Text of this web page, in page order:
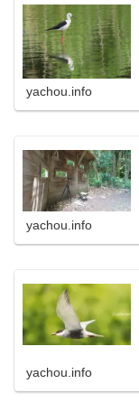
yachou.info
yachou.info
yachou.info